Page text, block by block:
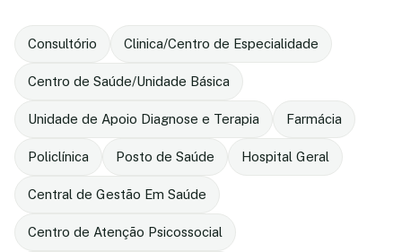
Consultório Clinica/Centro de Especialidade
Centro de Saúde/Unidade Básica
Unidade de Apoio Diagnose e Terapia Farmácia
Policlínica Posto de Saúde Hospital Geral
Central de Gestão Em Saúde
Centro de Atenção Psicossocial